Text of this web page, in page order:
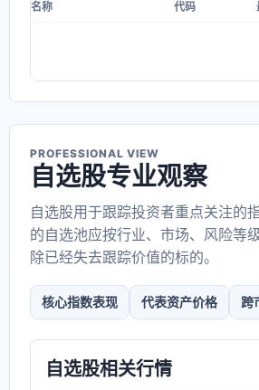
名称 代码
PROFESSIONAL VIEW
自选股专业观察
自选股用于跟踪投资者重点关注的
的自选池应按行业、市场、风险等
除已经失去跟踪价值的标的。
核心指数表现 代表资产价格 跨
自选股相关行情